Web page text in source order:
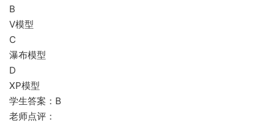
B
V模型
C
瀑布模型
D
XP模型
学生答案：B
老师点评：